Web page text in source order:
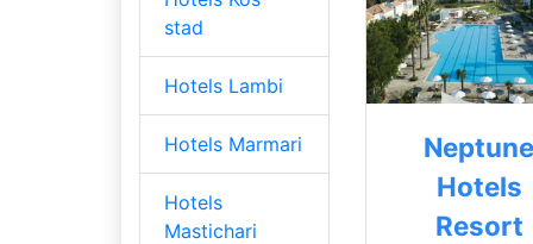
Hotels
Resort
stad
Hotels Lambi
Hotels Marmari
Hotels
Mastichari